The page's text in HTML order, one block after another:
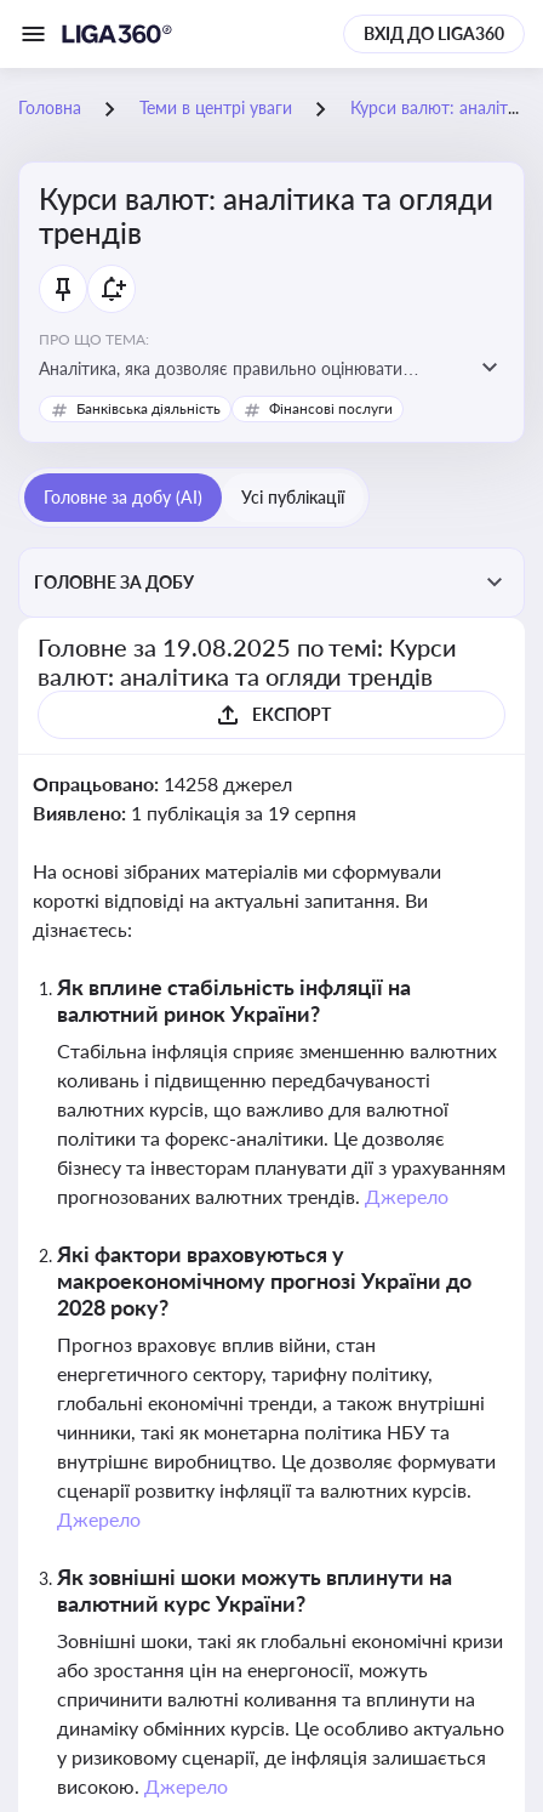
ВХІД ДО LIGA360
Головна Теми в центрі уваги Курси валют: аналітика та огляди трендів
Курси валют: аналітика та огляди
трендів
ПРО ЩО ТЕМА:
Аналітика, яка дозволяє правильно оцінювати
фінансові ризики та планувати витрати. Зміни в
курсах валют можуть вплинути на собівартість
Банківська діяльність Фінансові послуги
Головне за добу (AI) Усі публікації
ГОЛОВНЕ ЗА ДОБУ
Головне за 19.08.2025 по темі: Курси
валют: аналітика та огляди трендів
ЕКСПОРТ
Опрацьовано: 14258 джерел
Виявлено: 1 публікація за 19 серпня
На основі зібраних матеріалів ми сформували
короткі відповіді на актуальні запитання. Ви
дізнаєтесь:
Як вплине стабільність інфляції на
валютний ринок України?
Стабільна інфляція сприяє зменшенню валютних
коливань і підвищенню передбачуваності
валютних курсів, що важливо для валютної
політики та форекс-аналітики. Це дозволяє
бізнесу та інвесторам планувати дії з урахуванням
прогнозованих валютних трендів. Джерело
Які фактори враховуються у
макроекономічному прогнозі України до
2028 року?
Прогноз враховує вплив війни, стан
енергетичного сектору, тарифну політику,
глобальні економічні тренди, а також внутрішні
чинники, такі як монетарна політика НБУ та
внутрішнє виробництво. Це дозволяє формувати
сценарії розвитку інфляції та валютних курсів.
Джерело
Як зовнішні шоки можуть вплинути на
валютний курс України?
Зовнішні шоки, такі як глобальні економічні кризи
або зростання цін на енергоносії, можуть
спричинити валютні коливання та вплинути на
динаміку обмінних курсів. Це особливо актуально
у ризиковому сценарії, де інфляція залишається
високою. Джерело